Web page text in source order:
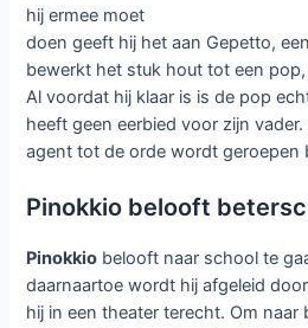
hij ermee moet
doen geeft hij het aan Gepetto,
bewerkt het stuk hout tot een
Al voordat hij klaar is is de pop
heeft geen eerbied voor zijn
agent tot de orde wordt geroepen
Pinokkio belooft
Pinokkio belooft naar school te
daarnaartoe wordt hij afgeleid
hij in een theater terecht. Om naar